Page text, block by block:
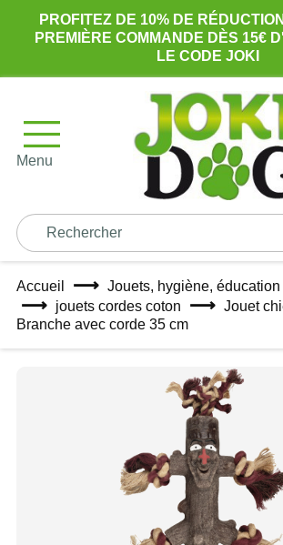
PROFITEZ DE 10% DE
PREMIÈRE COMMANDE DÈS 15€
LE CODE JOKI
Menu
Accueil Jouets, hygiène, éducation
jouets cordes coton
Jouet
Branche avec corde 35 cm